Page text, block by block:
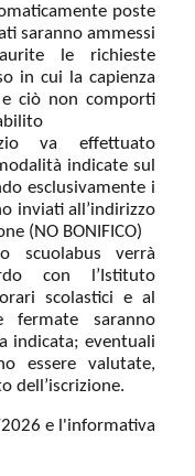
poste
saranno ammessi
le richieste
in cui la capienza
ciò non comporti
va effettuato
indicate sul
esclusivamente i
inviati all’indirizzo
(NO BONIFICO)
scuolabus verrà
con l’Istituto
scolastici e al
saranno
indicata; eventuali
essere valutate,
dell’iscrizione.
e l'informativa